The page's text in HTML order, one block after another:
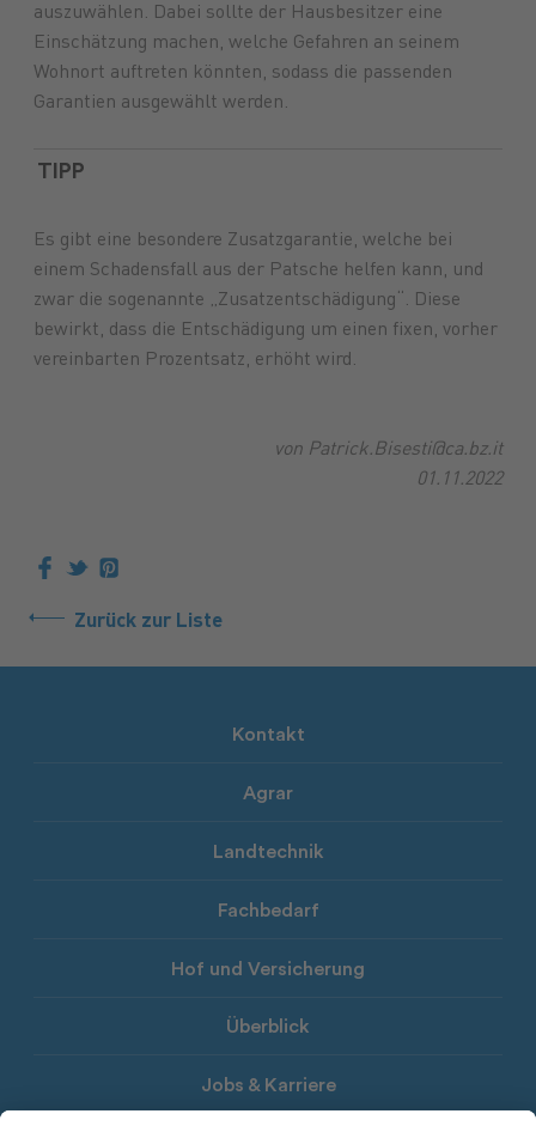
auszuwählen. Dabei sollte der Hausbesitzer eine
Einschätzung machen, welche Gefahren an seinem
Wohnort auftreten könnten, sodass die passenden
Garantien ausgewählt werden.
TIPP
Es gibt eine besondere Zusatzgarantie, welche bei
einem Schadensfall aus der Patsche helfen kann, und
zwar die sogenannte „Zusatzentschädigung“. Diese
bewirkt, dass die Entschädigung um einen fixen, vorher
vereinbarten Prozentsatz, erhöht wird.
von Patrick.Bisesti@ca.bz.it
01.11.2022
Zurück zur Liste
Kontakt
Agrar
Landtechnik
Fachbedarf
Hof und Versicherung
Überblick
Jobs & Karriere